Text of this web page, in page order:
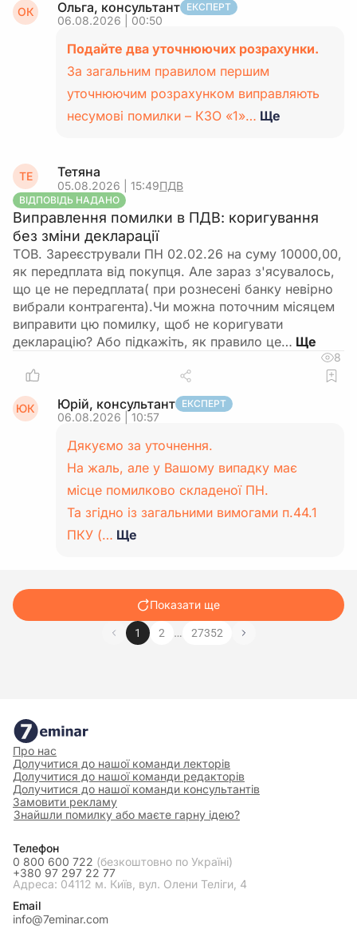
ОК Ольга, консультант ЕКСПЕРТ
06.08.2026 | 00:50
Подайте два уточнюючих розрахунки.
За загальним правилом першим
уточнюючим розрахунком виправляють
несумові помилки – КЗО «1»… Ще
ТЕ Тетяна
05.08.2026 | 15:49ПДВ
ВІДПОВІДЬ НАДАНО
Виправлення помилки в ПДВ: коригування
без зміни декларації
ТОВ. Зареєстрували ПН 02.02.26 на суму 10000,00,
як передплата від покупця. Але зараз з'ясувалось,
що це не передплата( при рознесені банку невірно
вибрали контрагента).Чи можна поточним місяцем
виправити цю помилку, щоб не коригувати
декларацію? Або підкажіть, як правило це…
8
ЮК Юрій, консультант ЕКСПЕРТ
06.08.2026 | 10:57
Дякуємо за уточнення.
На жаль, але у Вашому випадку має
місце помилково складеної ПН.
Та згідно із загальними вимогами п.44.1
ПКУ (… Ще
Показати ще
1 2 … 27352
Про нас
Долучитися до нашої команди лекторів
Долучитися до нашої команди редакторів
Долучитися до нашої команди консультантів
Замовити рекламу
Знайшли помилку або маєте гарну ідею?
Телефон
0 800 600 722 (безкоштовно по Україні)
+380 97 297 22 77
Адреса: 04112 м. Київ, вул. Олени Теліги, 4
Email
info@7eminar.com